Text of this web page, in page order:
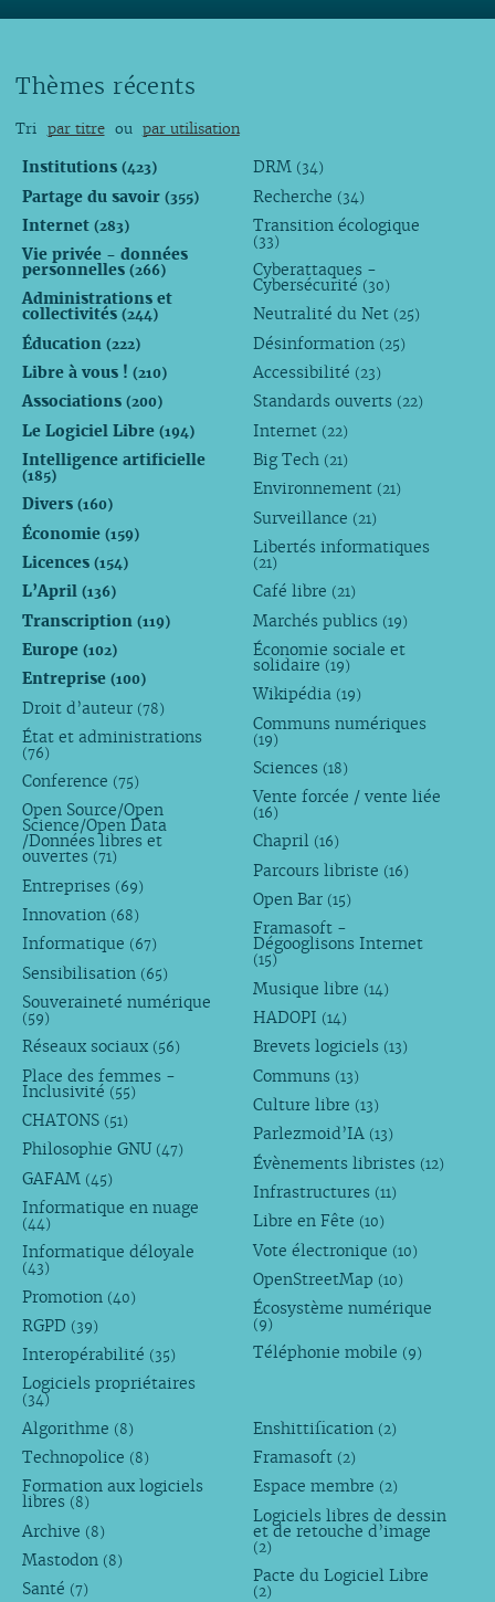
Thèmes récents
Tri par titre ou par utilisation
Institutions (423)
Partage du savoir (355)
Internet (283)
Vie privée - données
personnelles (266)
Administrations et
collectivités (244)
Éducation (222)
Libre à vous ! (210)
Associations (200)
Le Logiciel Libre (194)
Intelligence artificielle
(185)
Divers (160)
Économie (159)
Licences (154)
L’April (136)
Transcription (119)
Europe (102)
Entreprise (100)
Droit d’auteur (78)
État et administrations
(76)
Conference (75)
Open Source/Open
Science/Open Data
/Données libres et
ouvertes (71)
Entreprises (69)
Innovation (68)
Informatique (67)
Sensibilisation (65)
Souveraineté numérique
(59)
Réseaux sociaux (56)
Place des femmes -
Inclusivité (55)
CHATONS (51)
Philosophie GNU (47)
GAFAM (45)
Informatique en nuage
(44)
Informatique déloyale
(43)
Promotion (40)
RGPD (39)
Interopérabilité (35)
Logiciels propriétaires
(34)
DRM (34)
Recherche (34)
Transition écologique
(33)
Cyberattaques -
Cybersécurité (30)
Neutralité du Net (25)
Désinformation (25)
Accessibilité (23)
Standards ouverts (22)
Internet (22)
Big Tech (21)
Environnement (21)
Surveillance (21)
Libertés informatiques
(21)
Café libre (21)
Marchés publics (19)
Économie sociale et
solidaire (19)
Wikipédia (19)
Communs numériques
(19)
Sciences (18)
Vente forcée / vente liée
(16)
Chapril (16)
Parcours libriste (16)
Open Bar (15)
Framasoft -
Dégooglisons Internet
(15)
Musique libre (14)
HADOPI (14)
Brevets logiciels (13)
Communs (13)
Culture libre (13)
Parlezmoid’IA (13)
Évènements libristes (12)
Infrastructures (11)
Libre en Fête (10)
Vote électronique (10)
OpenStreetMap (10)
Écosystème numérique
(9)
Téléphonie mobile (9)
Algorithme (8)
Technopolice (8)
Formation aux logiciels
libres (8)
Archive (8)
Mastodon (8)
Santé (7)
Enshittification (2)
Framasoft (2)
Espace membre (2)
Logiciels libres de dessin
et de retouche d’image
(2)
Pacte du Logiciel Libre
(2)